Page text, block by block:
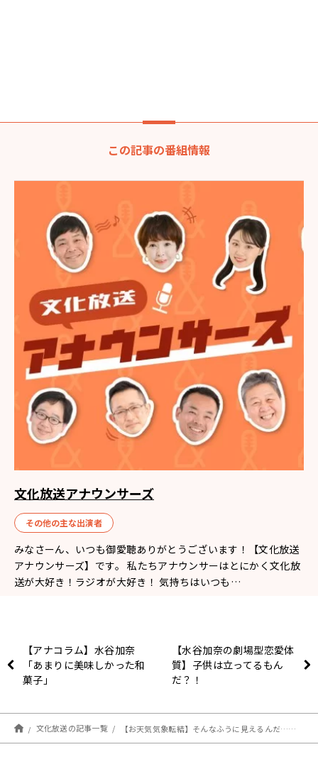
この記事の番組情報
文化放送アナウンサーズ
その他の主な出演者
みなさーん、いつも御愛聴ありがとうございます！【文化放送
アナウンサーズ】です。 私たちアナウンサーはとにかく文化放
送が大好き！ラジオが大好き！ 気持ちはいつも…
【アナコラム】水谷加奈
「あまりに美味しかった和
菓子」
【水谷加奈の劇場型恋愛体
質】子供は立ってるもん
だ？！
文化放送の記事一覧 【お天気気象転結】そんなふうに見えるんだ……